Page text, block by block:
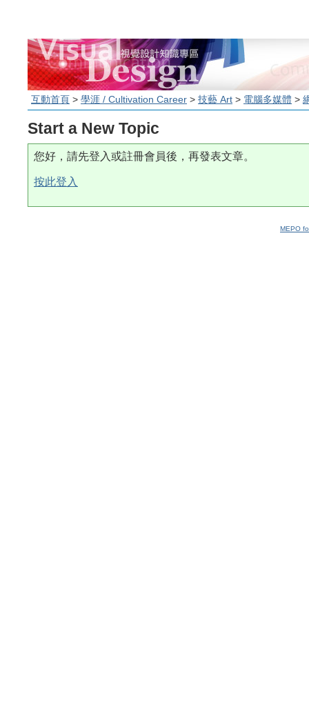
互動首頁 > 學涯 / Cultivation Career > 技藝 Art > 電腦多媒體 >
Start a New Topic
您好，請先登入或註冊會員後，再發表文章。
按此登入
MEPO